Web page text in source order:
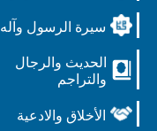
سيرة الرسول وآله
الحديث والرجال
والتراجم
الأخلاق والادعية